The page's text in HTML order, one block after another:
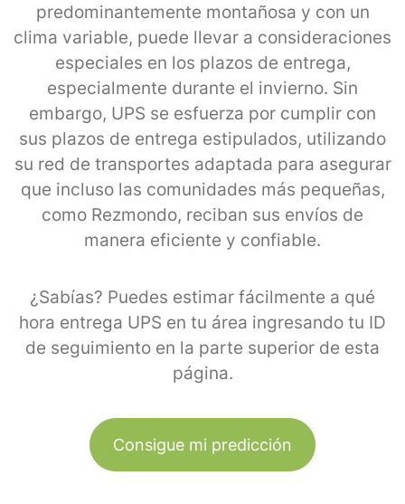
predominantemente montañosa y con un
clima variable, puede llevar a consideraciones
especiales en los plazos de entrega,
especialmente durante el invierno. Sin
embargo, UPS se esfuerza por cumplir con
sus plazos de entrega estipulados, utilizando
su red de transportes adaptada para asegurar
que incluso las comunidades más pequeñas,
como Rezmondo, reciban sus envíos de
manera eficiente y confiable.
¿Sabías? Puedes estimar fácilmente a qué
hora entrega UPS en tu área ingresando tu ID
de seguimiento en la parte superior de esta
página.
Consigue mi predicción